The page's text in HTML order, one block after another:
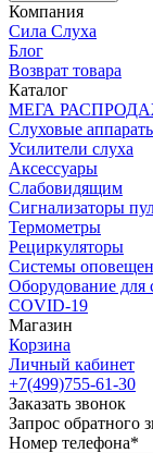
Компания
Сила Слуха
Блог
Возврат товара
Каталог
МЕГА
Слуховые
Усилители слуха
Аксессуары
Слабовидящим
Сигнализаторы
Термометры
Рециркуляторы
Cистемы
Оборудование для
COVID-19
Магазин
Корзина
Личный кабинет
+7(499)755-61-30
Заказать звонок
Запрос обратного
Номер телефона*